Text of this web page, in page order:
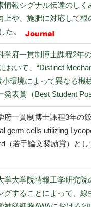
情報シグナル伝達のし
上や、施肥に対応して
た。
学府一貫制博士課程2年
おいて、“Distinct
小環境によって異なる
表賞（Best Student
府一貫制博士課程3年の
germ cells utilizing
（若手論文奨励賞）と
学大学院情報工学研究
グすることによって、